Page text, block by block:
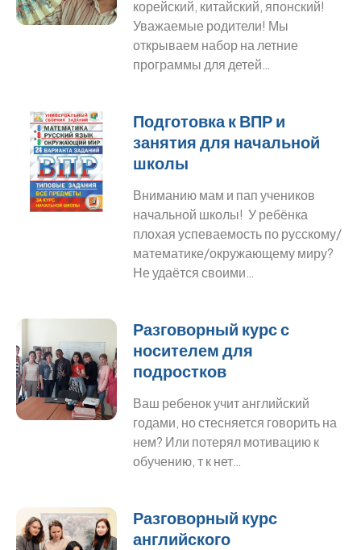
корейский, китайский, японский!
Уважаемые родители! Мы
открываем набор на летние
программы для детей…
Подготовка к ВПР и
занятия для начальной
школы
Вниманию мам и пап учеников
начальной школы! У ребёнка
плохая успеваемость по русскому/
математике/окружающему миру?
Не удаётся своими…
Разговорный курс с
носителем для
подростков
Ваш ребенок учит английский
годами, но стесняется говорить на
нем? Или потерял мотивацию к
обучению, т к нет…
Разговорный курс
английского